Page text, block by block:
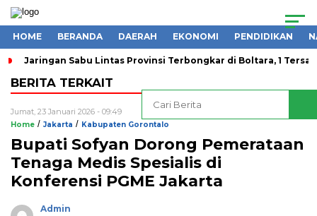
HOME BERANDA DAERAH EKONOMI PENDIDIKAN
Jaringan Sabu Lintas Provinsi Terbongkar di Boltara, 1
Home / Jakarta / Kabupaten Gorontalo
Bupati Sofyan Dorong Pemerataan
Tenaga Medis Spesialis di
Konferensi PGME Jakarta
Admin
BERITA TERKAIT
Jumat, 23 Januari 2026 - 09:49